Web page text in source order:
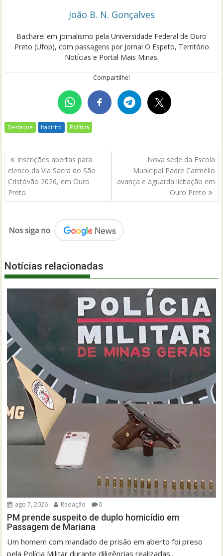
João B. N. Gonçalves
Bacharel em jornalismo pela Universidade Federal de Ouro
Preto (Ufop), com passagens por Jornal O Espeto, Território
Notícias e Portal Mais Minas.
Compartilhe!
Destaque Itabirito Política
Navegação
de
Post
Inscrições abertas para
elenco da Via Sacra do São
Cristóvão 2026, em Ouro
Preto
Nova sede da Escola
Municipal Padre Carmélio
avança e aguarda licitação em
Ouro Preto
Notícias relacionadas
ago 7, 2026 Redação 0
PM prende suspeito de duplo homicídio em
Passagem de Mariana
Um homem com mandado de prisão em aberto foi preso
pela Polícia Militar durante diligências realizadas...